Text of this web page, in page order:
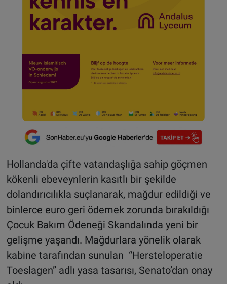
Hollanda'da çifte vatandaşlığa sahip göçmen
kökenli ebeveynlerin kasıtlı bir şekilde
dolandırıcılıkla suçlanarak, mağdur edildiği ve
binlerce euro geri ödemek zorunda bırakıldığı
Çocuk Bakım Ödeneği Skandalında yeni bir
gelişme yaşandı. Mağdurlara yönelik olarak
kabine tarafından sunulan “Hersteloperatie
Toeslagen” adlı yasa tasarısı, Senato’dan onay